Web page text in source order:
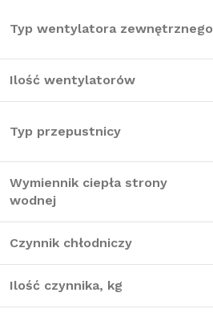
Typ wentylatora zewnętrznego
Ilość wentylatorów
Typ przepustnicy
Wymiennik ciepła strony
wodnej
Czynnik chłodniczy
Ilość czynnika, kg